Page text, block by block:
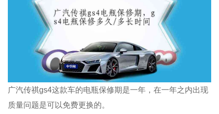
广汽传祺gs4这款车的电瓶保修期是一年，在一年之内出现
质量问题是可以免费更换的。